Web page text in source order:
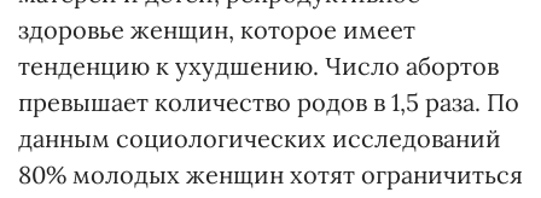
здоровье женщин, которое имеет
тенденцию к ухудшению. Число абортов
превышает количество родов в 1,5 раза. По
данным социологических исследований
80% молодых женщин хотят ограничиться